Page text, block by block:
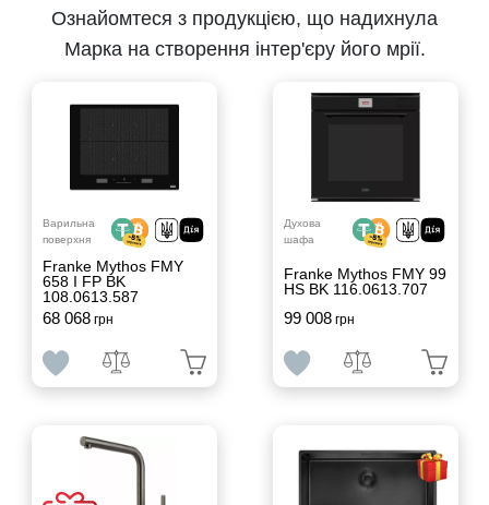
Ознайомтеся з продукцією, що надихнула
Марка на створення інтер'єру його мрії.
Варильна
поверхня
Franke Mythos FMY
658 I FP BK
108.0613.587
68 068грн
Духова
шафа
Franke Mythos FMY 99
HS BK 116.0613.707
99 008грн